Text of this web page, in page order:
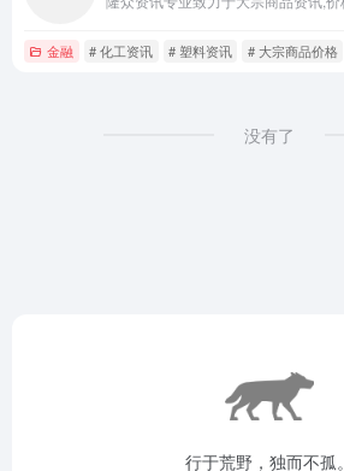
金融 # 化工资讯 # 塑料资讯 # 大宗商品价格
没有了
行于荒野，独而不孤。